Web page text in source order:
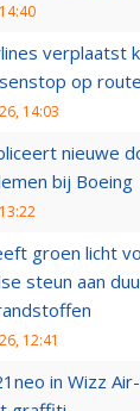
verplaatst
op
14:03
nieuwe
bij Boeing
groen licht
steun aan
12:41
in Wizz